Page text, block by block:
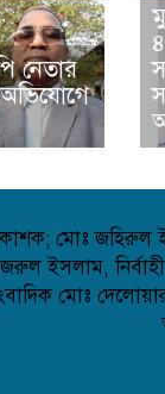
নেতার
অভিযোগে
মোঃ জহিরুল
ইসলাম,
মোঃ